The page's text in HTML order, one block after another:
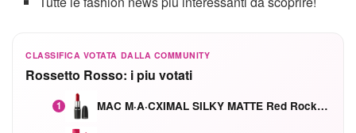
CLASSIFICA VOTATA DALLA COMMUNITY
Rossetto Rosso: i piu votati
1 MAC M·A·CXIMAL SILKY MATTE Red Rock mat